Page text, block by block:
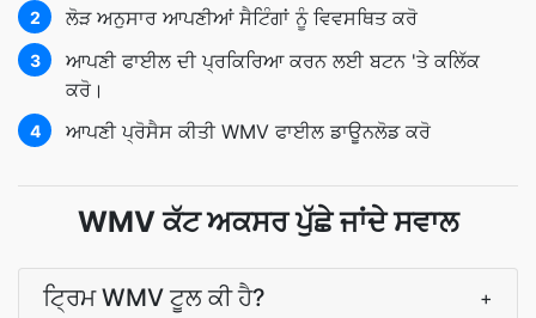
2 ਲੋੜ ਅਨੁਸਾਰ ਆਪਣੀਆਂ ਸੈਟਿੰਗਾਂ ਨੂੰ ਵਿਵਸਥਿਤ ਕਰੋ
3
ਆਪਣੀ ਫਾਈਲ ਦੀ ਪ੍ਰਕਿਰਿਆ ਕਰਨ ਲਈ ਬਟਨ 'ਤੇ ਕਲਿੱਕ
ਕਰੋ।
4 ਆਪਣੀ ਪ੍ਰੋਸੈਸ ਕੀਤੀ WMV ਫਾਈਲ ਡਾਊਨਲੋਡ ਕਰੋ
WMV ਕੱਟ ਅਕਸਰ ਪੁੱਛੇ ਜਾਂਦੇ ਸਵਾਲ
ਟ੍ਰਿਮ WMV ਟੂਲ ਕੀ ਹੈ? +